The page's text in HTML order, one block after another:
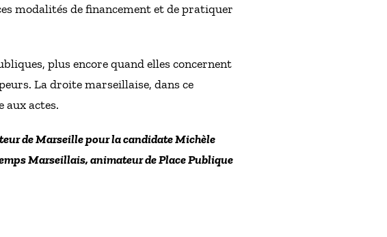
modalités de financement et de pratiquer
plus encore quand elles concernent
La droite marseillaise, dans ce
aux actes.
de Marseille pour la candidate Michèle
Marseillais, animateur de Place Publique